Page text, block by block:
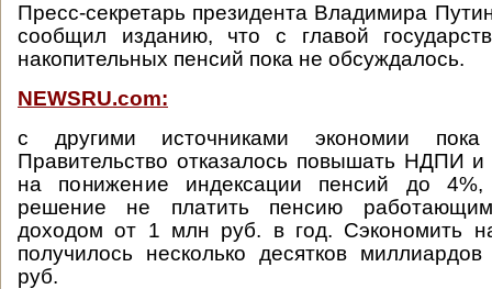
Пресс-секретарь президента Владимира
сообщил изданию, что с главой
накопительных пенсий пока не обсуждалось.
NEWSRU.com:
с другими источниками экономии
Правительство отказалось повышать НДПИ
на понижение индексации пенсий до
решение не платить пенсию
доходом от 1 млн руб. в год. Сэкономить на
получилось несколько десятков
руб.